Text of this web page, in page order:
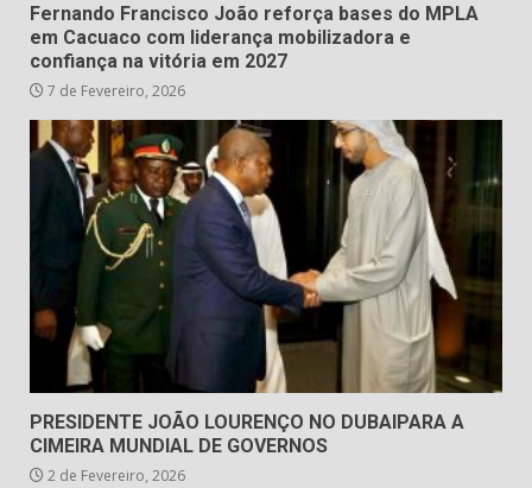
Fernando Francisco João reforça bases do MPLA
em Cacuaco com liderança mobilizadora e
confiança na vitória em 2027
7 de Fevereiro, 2026
PRESIDENTE JOÃO LOURENÇO NO DUBAIPARA A
CIMEIRA MUNDIAL DE GOVERNOS
2 de Fevereiro, 2026